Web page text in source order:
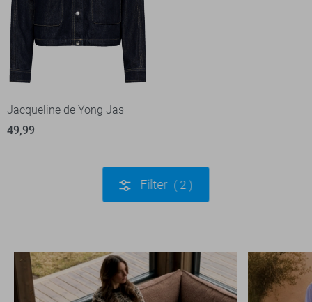
Jacqueline de Yong Jas
49,99
Filter 2